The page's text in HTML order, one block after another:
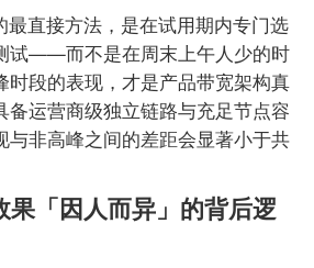
最直接方法，是在试用期内专门选
试——而不是在周末上午人少的时
时段的表现，才是产品带宽架构真
备运营商级独立链路与充足节点容
与非高峰之间的差距会显著小于共
果「因人而异」的背后逻